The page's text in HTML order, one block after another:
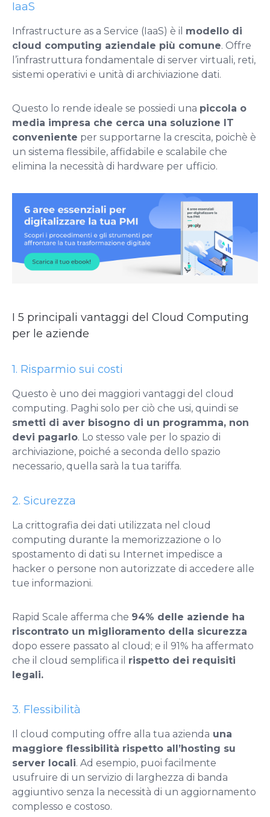
IaaS
Infrastructure as a Service (IaaS) è ​​il modello di
cloud computing aziendale più comune. Offre
l’infrastruttura fondamentale di server virtuali, reti,
sistemi operativi e unità di archiviazione dati.
Questo lo rende ideale se possiedi una piccola o
media impresa che cerca una soluzione IT
conveniente per supportarne la crescita, poichè è
un sistema flessibile, affidabile e scalabile che
elimina la necessità di hardware per ufficio.
I 5 principali vantaggi del Cloud Computing
per le aziende
1. Risparmio sui costi
Questo è uno dei maggiori vantaggi del cloud
computing. Paghi solo per ciò che usi, quindi se
smetti di aver bisogno di un programma, non
devi pagarlo. Lo stesso vale per lo spazio di
archiviazione, poiché a seconda dello spazio
necessario, quella sarà la tua tariffa.
2. Sicurezza
La crittografia dei dati utilizzata nel cloud
computing durante la memorizzazione o lo
spostamento di dati su Internet impedisce a
hacker o persone non autorizzate di accedere alle
tue informazioni.
Rapid Scale afferma che 94% delle aziende ha
riscontrato un miglioramento della sicurezza
dopo essere passato al cloud; e il 91% ha affermato
che il cloud semplifica il rispetto dei requisiti
legali.
3. Flessibilità
Il cloud computing offre alla tua azienda una
maggiore flessibilità rispetto all’hosting su
server locali. Ad esempio, puoi facilmente
usufruire di un servizio di larghezza di banda
aggiuntivo senza la necessità di un aggiornamento
complesso e costoso.